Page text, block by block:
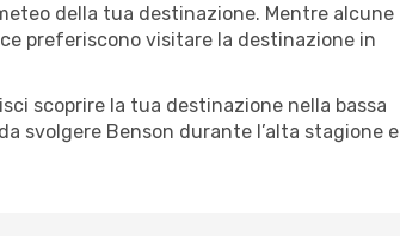
della tua destinazione. Mentre alcune
preferiscono visitare la destinazione in
scoprire la tua destinazione nella bassa
svolgere Benson durante l’alta stagione e